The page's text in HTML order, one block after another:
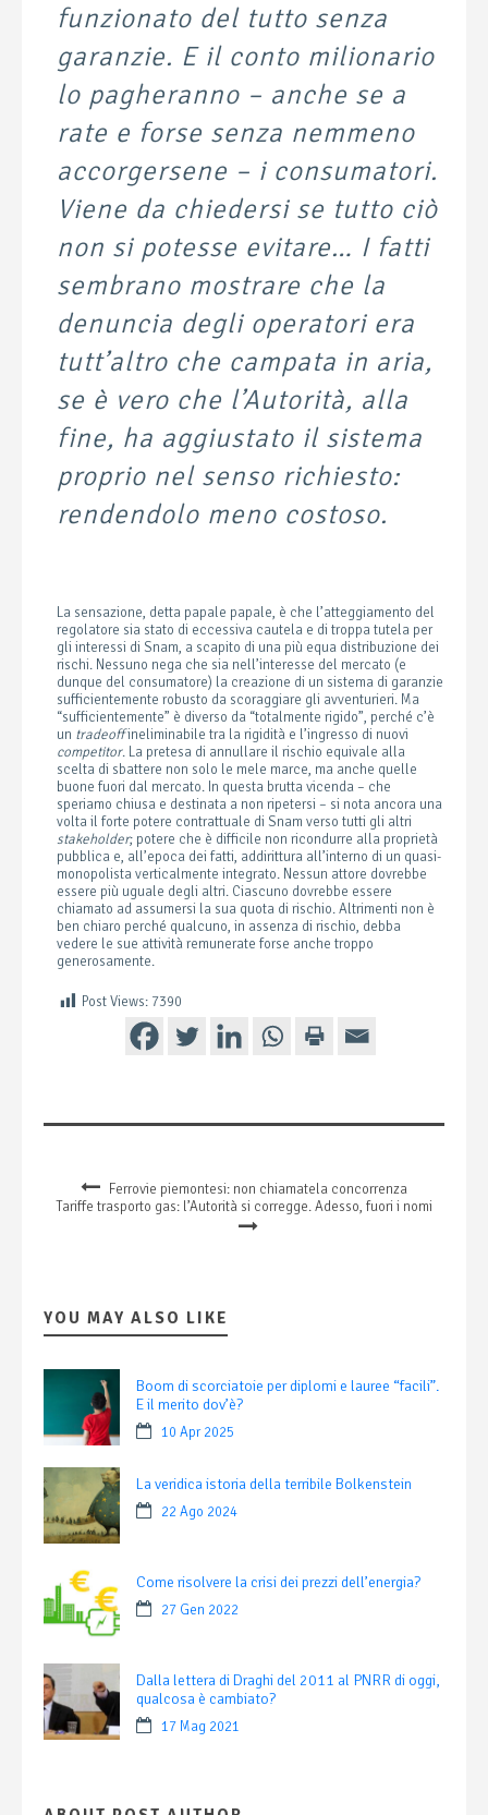
funzionato del tutto senza
garanzie. E il conto milionario
lo pagheranno – anche se a
rate e forse senza nemmeno
accorgersene – i consumatori.
Viene da chiedersi se tutto ciò
non si potesse evitare… I fatti
sembrano mostrare che la
denuncia degli operatori era
tutt’altro che campata in aria,
se è vero che l’Autorità, alla
fine, ha aggiustato il sistema
proprio nel senso richiesto:
rendendolo meno costoso.
La sensazione, detta papale papale, è che l’atteggiamento del
regolatore sia stato di eccessiva cautela e di troppa tutela per
gli interessi di Snam, a scapito di una più equa distribuzione dei
rischi. Nessuno nega che sia nell’interesse del mercato (e
dunque del consumatore) la creazione di un sistema di garanzie
sufficientemente robusto da scoraggiare gli avventurieri. Ma
“sufficientemente” è diverso da “totalmente rigido”, perché c’è
un tradeoffineliminabile tra la rigidità e l’ingresso di nuovi
competitor. La pretesa di annullare il rischio equivale alla
scelta di sbattere non solo le mele marce, ma anche quelle
buone fuori dal mercato. In questa brutta vicenda – che
speriamo chiusa e destinata a non ripetersi – si nota ancora una
volta il forte potere contrattuale di Snam verso tutti gli altri
stakeholder; potere che è difficile non ricondurre alla proprietà
pubblica e, all’epoca dei fatti, addirittura all’interno di un quasi-
monopolista verticalmente integrato. Nessun attore dovrebbe
essere più uguale degli altri. Ciascuno dovrebbe essere
chiamato ad assumersi la sua quota di rischio. Altrimenti non è
ben chiaro perché qualcuno, in assenza di rischio, debba
vedere le sue attività remunerate forse anche troppo
generosamente.
Post Views: 7390
Ferrovie piemontesi: non chiamatela concorrenza
Tariffe trasporto gas: l’Autorità si corregge. Adesso, fuori i nomi
YOU MAY ALSO LIKE
Boom di scorciatoie per diplomi e lauree “facili”.
E il merito dov’è?
10 Apr 2025
La veridica istoria della terribile Bolkenstein
22 Ago 2024
Come risolvere la crisi dei prezzi dell’energia?
27 Gen 2022
Dalla lettera di Draghi del 2011 al PNRR di oggi,
qualcosa è cambiato?
17 Mag 2021